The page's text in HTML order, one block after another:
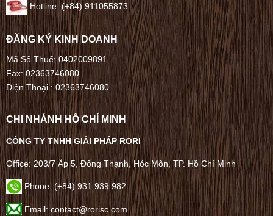
Hotline: (+84) 911055873
ĐĂNG KÝ KINH DOANH
Mã Số Thuế: 0402009891
Fax: 02363746080
Điện Thoại :02363746080
CHI NHÁNH HỒ CHÍ MINH
CÔNG TY TNHH GIẢI PHÁP RORI
Office: 203/7 Ấp 5, Đông Thạnh, Hóc Môn, TP. Hồ Chí Minh
Phone: (+84) 931.939.982
Email: contact@rorisc.com